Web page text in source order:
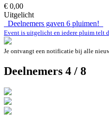
€ 0,00
Uitgelicht
Deelnemers gaven 6 pluimen!
Event is uitgelicht en iedere pluim telt
Je ontvangt een notificatie bij alle
Deelnemers 4 / 8